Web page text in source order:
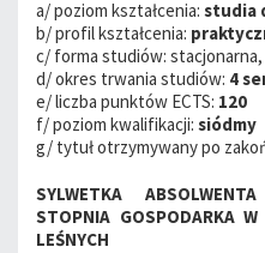
a/ poziom kształcenia: studia
b/ profil kształcenia:
c/ forma studiów:
d/ okres trwania studiów: 4
e/ liczba punktów ECTS: 120
f/ poziom kwalifikacji: siódmy
g/ tytuł otrzymywany po
SYLWETKA
STOPNIA GOSPODARKA
LEŚNYCH